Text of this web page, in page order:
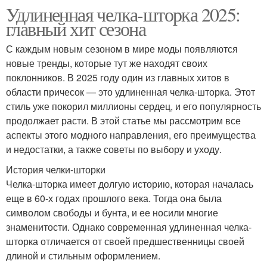
Удлиненная челка-шторка 2025:
главный хит сезона
С каждым новым сезоном в мире моды появляются
новые тренды, которые тут же находят своих
поклонников. В 2025 году один из главных хитов в
области причесок — это удлиненная челка-шторка. Этот
стиль уже покорил миллионы сердец, и его популярность
продолжает расти. В этой статье мы рассмотрим все
аспекты этого модного направления, его преимущества
и недостатки, а также советы по выбору и уходу.
История челки-шторки
Челка-шторка имеет долгую историю, которая началась
еще в 60-х годах прошлого века. Тогда она была
символом свободы и бунта, и ее носили многие
знаменитости. Однако современная удлиненная челка-
шторка отличается от своей предшественницы своей
длиной и стильным оформлением.